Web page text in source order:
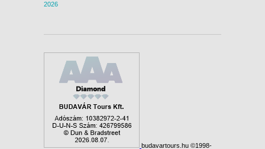
2026
budavartours.hu ©1998-